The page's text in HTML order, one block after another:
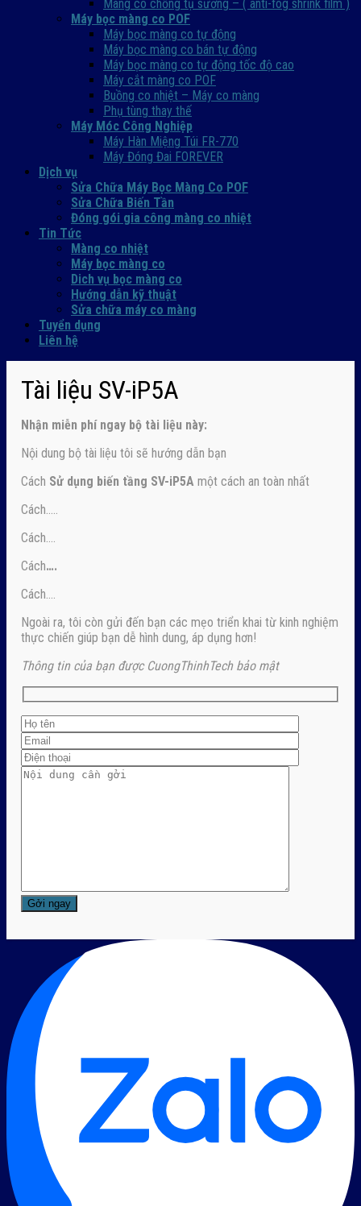
Màng co chống tụ sương – ( anti-fog shrink film )
Máy bọc màng co POF
Máy bọc màng co tự động
Máy bọc màng co bán tự động
Máy bọc màng co tự động tốc độ cao
Máy cắt màng co POF
Buồng co nhiệt – Máy co màng
Phụ tùng thay thế
Máy Móc Công Nghiệp
Máy Hàn Miệng Túi FR-770
Máy Đóng Đai FOREVER
Dịch vụ
Sửa Chữa Máy Bọc Màng Co POF
Sửa Chữa Biến Tần
Đóng gói gia công màng co nhiệt
Tin Tức
Màng co nhiệt
Máy bọc màng co
Dich vụ bọc màng co
Hướng dẫn kỹ thuật
Sửa chữa máy co màng
Tuyển dụng
Liên hệ
Tài liệu SV-iP5A
Nhận miễn phí ngay bộ tài liệu này:
Nội dung bộ tài liệu tôi sẽ hướng dẫn bạn
Cách Sử dụng biến tầng SV-iP5A một cách an toàn nhất
Cách…..
Cách….
Cách….
Cách….
Ngoài ra, tôi còn gửi đến bạn các mẹo triển khai từ kinh nghiệm
thực chiến giúp bạn dễ hình dung, áp dụng hơn!
Thông tin của bạn được CuongThinhTech bảo mật